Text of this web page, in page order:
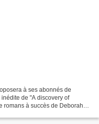
à ses abonnés de
de "A discovery of
romans à succès de Deborah